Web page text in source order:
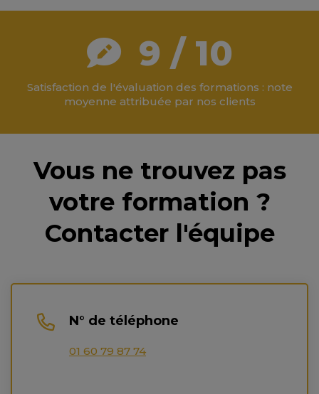
9 / 10
Satisfaction de l'évaluation des formations : note
moyenne attribuée par nos clients
Vous ne trouvez pas
votre formation ?
Contacter l'équipe
N° de téléphone
01 60 79 87 74